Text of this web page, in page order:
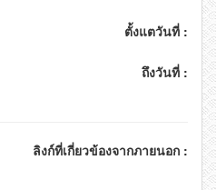
ตั้งแตวันที่ :
ถึงวันที่ :
ลิงก์ที่เกี่ยวข้องจากภายนอก :